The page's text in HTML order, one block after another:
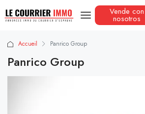
Vende con
nosotros
Accueil Panrico Group
Panrico Group